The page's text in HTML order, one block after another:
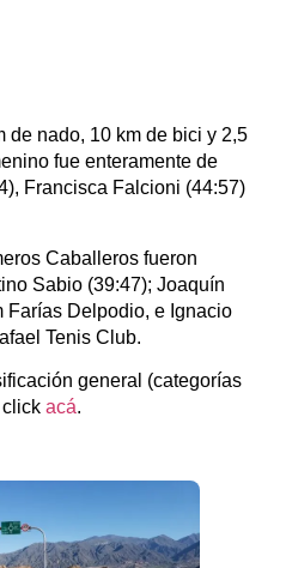
de nado, 10 km de bici y 2,5
fue enteramente de
Francisca Falcioni (44:57)
Caballeros fueron
Sabio (39:47); Joaquín
Farías Delpodio, e Ignacio
Tenis Club.
general (categorías
acá.